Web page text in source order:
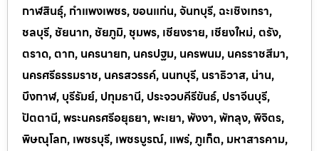
กาฬสินธุ์, กำแพงเพชร, ขอนแก่น, จันทบุรี, ฉะเชิงเทรา,
ชลบุรี, ชัยนาท, ชัยภูมิ, ชุมพร, เชียงราย, เชียงใหม่, ตรัง,
ตราด, ตาก, นครนายก, นครปฐม, นครพนม, นครราชสีมา,
นครศรีธรรมราช, นครสวรรค์, นนทบุรี, นราธิวาส, น่าน,
บึงกาฬ, บุรีรัมย์, ปทุมธานี, ประจวบคีรีขันธ์, ปราจีนบุรี,
ปัตตานี, พระนครศรีอยุธยา, พะเยา, พังงา, พัทลุง, พิจิตร,
พิษณุโลก, เพชรบุรี, เพชรบูรณ์, แพร่, ภูเก็ต, มหาสารคาม,